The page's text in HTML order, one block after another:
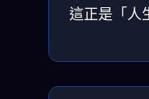
這正是「人